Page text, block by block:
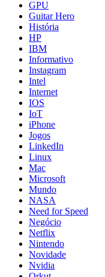
GPU
Guitar Hero
História
HP
IBM
Informativo
Instagram
Intel
Internet
IOS
IoT
iPhone
Jogos
LinkedIn
Linux
Mac
Microsoft
Mundo
NASA
Need for Speed
Negócio
Netflix
Nintendo
Novidade
Nvidia